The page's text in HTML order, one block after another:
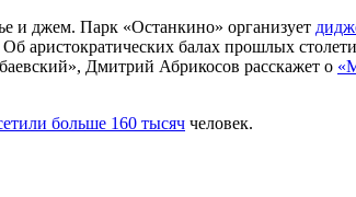
и джем. Парк «Останкино» организует
аристократических балах прошлых
Дмитрий Абрикосов расскажет о
больше 160 тысяч человек.